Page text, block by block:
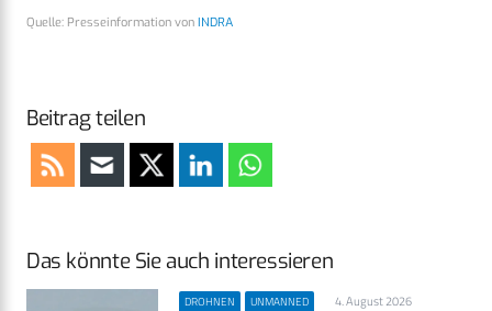
Quelle: Presseinformation von INDRA
Beitrag teilen
Das könnte Sie auch interessieren
DROHNEN UNMANNED 4. August 2026